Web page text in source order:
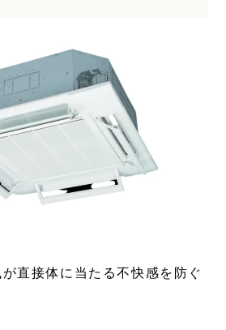
が直接体に当たる不快感を防ぐ